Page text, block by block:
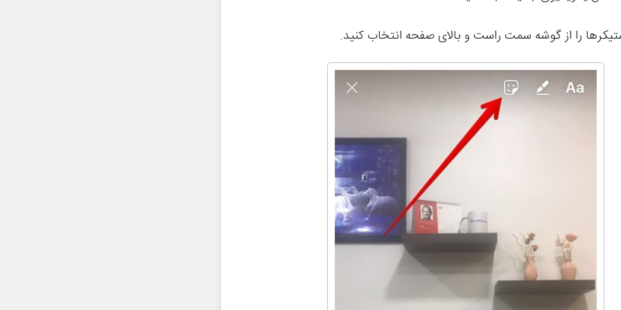
را از گوشه سمت راست و بالای صفحه انتخاب کنید.